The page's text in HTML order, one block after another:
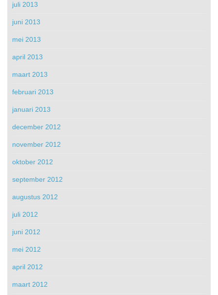
juli 2013
juni 2013
mei 2013
april 2013
maart 2013
februari 2013
januari 2013
december 2012
november 2012
oktober 2012
september 2012
augustus 2012
juli 2012
juni 2012
mei 2012
april 2012
maart 2012